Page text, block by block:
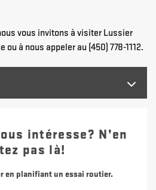
vous invitons à visiter Lussier
à nous appeler au (450) 778-1112.
intéresse? N’en
pas là!
en planifiant un essai routier.